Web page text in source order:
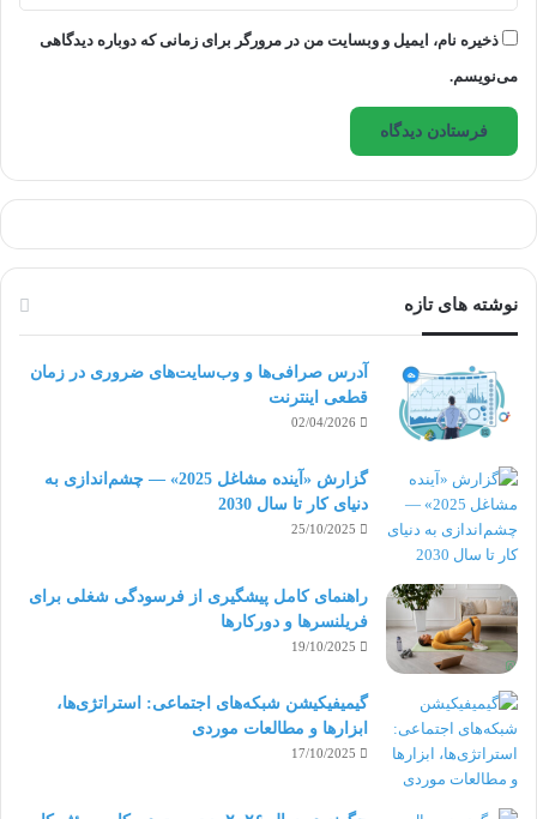
زمان خود را با دقت و عاقلانه مدیریت کنید.
(
Manage your time carefully and wisely
فریلنسینگ به شما این امکان را می دهد تا به طور
همزمان روی چند پروژه کار کنید. تعیین کنید که در روز
زمان بندی داشته باشید.
می تواند منجر به ارائه کار پایین تر از حد استاندارد شود
که بعدا باعث می شود کارفرما، بازخورد منفی بدهد.
دائما پیشرفت کنید و هیچ وقت یادگیری را کنار
نگذارید.(Always improve and never stop
learning
درباره کار خود و حتی مهارت جدید یاد بگیرید. هر چه
بتوانید خدمات بیشتری ارائه کنید، فرصت های بیشتری
خواهید داشت.
یادگیری مهارت های جدید مثل قبل، سخت نیست چون
ذخیره نام، ایمیل و وبسایت من در مرورگر برای زمانی که دوباره دیدگاهی
می‌نویسم.
نوشته های تازه
آدرس صرافی‌ها و وب‌سایت‌های ضروری در زمان
قطعی اینترنت
02/04/2026
گزارش «آینده مشاغل 2025» — چشم‌اندازی به
دنیای کار تا سال 2030
25/10/2025
راهنمای کامل پیشگیری از فرسودگی شغلی برای
فریلنسرها و دورکارها
19/10/2025
گیمیفیکیشن شبکه‌های اجتماعی: استراتژی‌ها،
ابزارها و مطالعات موردی
17/10/2025